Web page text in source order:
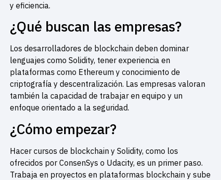
y eficiencia.
¿Qué buscan las empresas?
Los desarrolladores de blockchain deben dominar
lenguajes como Solidity, tener experiencia en
plataformas como Ethereum y conocimiento de
criptografía y descentralización. Las empresas valoran
también la capacidad de trabajar en equipo y un
enfoque orientado a la seguridad.
¿Cómo empezar?
Hacer cursos de blockchain y Solidity, como los
ofrecidos por ConsenSys o Udacity, es un primer paso.
Trabaja en proyectos en plataformas blockchain y sube